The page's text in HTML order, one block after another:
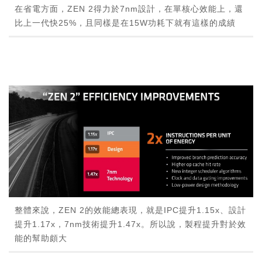
在省電方面，ZEN 2得力於7nm設計，在單核心效能上，還
比上一代快25%，且同樣是在15W功耗下就有這樣的成績
整體來說，ZEN 2的效能總表現，就是IPC提升1.15x、設計
提升1.17x，7nm技術提升1.47x。所以說，製程提升對於效
能的幫助頗大